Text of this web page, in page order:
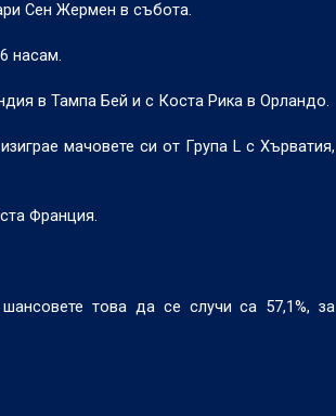
Сен Жермен в събота.
насам.
в Тампа Бей и с Коста Рика в Орландо.
мачовете си от Група L с Хърватия,
Франция.
това да се случи са 57,1%, за